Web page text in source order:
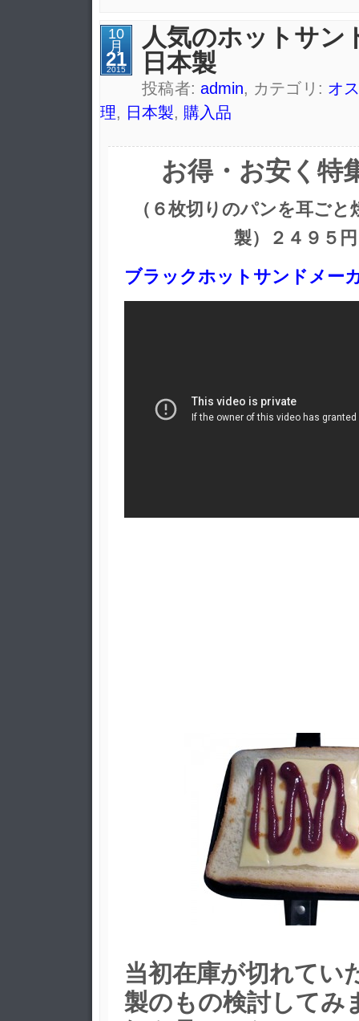
10
月
21
2015
人気のホットサン
日本製
投稿者: admin, カテゴリ: オ
理, 日本製, 購入品
お得・お安く特
（６枚切りのパンを耳ご
製）２４９５
ブラックホットサンドメー
当初在庫が切れてい
製のもの検討してみ